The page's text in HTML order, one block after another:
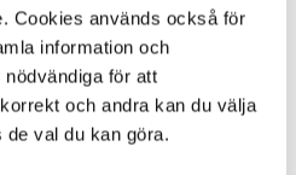
Cookies används också för
information och
för att
och andra kan du välja
de val du kan göra.
taxor som gäller i Bromölla